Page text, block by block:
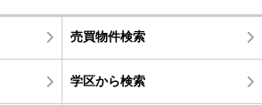
売買物件検索
学区から検索